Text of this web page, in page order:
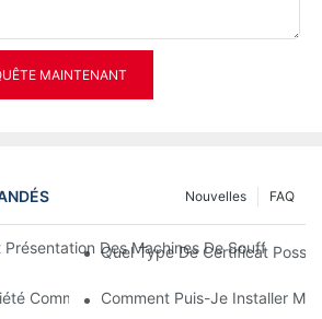
MAINTENANT
FAQ
Nouvelles
Présentation Des Machines De Soufflage
Quel Type De Certificat
Commerciale Ou Un Fabricant ?
Comment Puis-Je Installer Ma